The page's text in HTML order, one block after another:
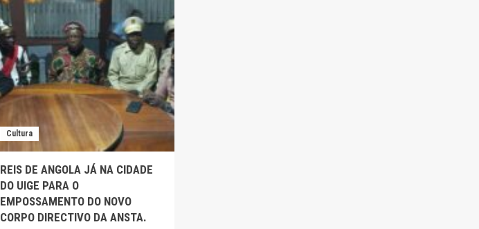
Cultura
REIS DE ANGOLA JÁ NA CIDADE
DO UIGE PARA O
EMPOSSAMENTO DO NOVO
CORPO DIRECTIVO DA ANSTA.